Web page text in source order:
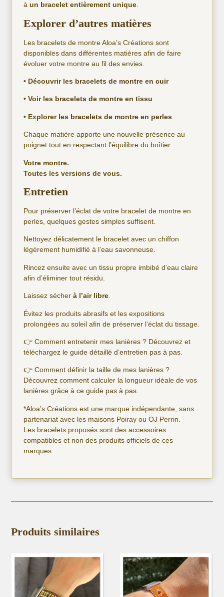
àun bracelet entièrement unique.
Explorer d’autres matières
Les bracelets de montre Aloa’s Créations sont
disponibles dans différentes matières afin de faire
évoluer votre montre au fil des envies.
• Découvrir les bracelets de montre en cuir
• Voir les bracelets de montre en tissu
• Explorer les bracelets de montre en perles
Chaque matière apporte une nouvelle présence au
poignet tout en respectant l’équilibre du boîtier.
Votre montre.
Toutes les versions de vous.
Entretien
Pour préserver l’éclat de votre bracelet de montre en
perles, quelques gestes simples suffisent.
Nettoyez délicatement le bracelet avec un chiffon
légèrement humidifié à l’eau savonneuse.
Rincez ensuite avec un tissu propre imbibé d’eau claire
afin d’éliminer tout résidu.
Laissez sécherà l’air libre
Évitez les produits abrasifs et les expositions
prolongées au soleil afin de préserver l’éclat du tissage.
👉 Comment entretenir mes lanières ? Découvrez et
téléchargez le guide détaillé d’entretien pas à pas.
👉 Comment définir la taille de mes lanières ?
Découvrez comment calculer la longueur idéale de vos
lanières grâce àce guide pas à pas.
*Aloa’s Créations est une marque indépendante, sans
partenariat avec les maisons Poiray ou OJ Perrin.
Les bracelets proposés sont des accessoires
compatibles et non des produits officiels de ces
marques.
Produits similaires